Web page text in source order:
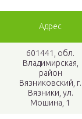
Адрес
601441, обл.
Владимирская,
район
Вязниковский, г.
Вязники, ул.
Мошина, 1